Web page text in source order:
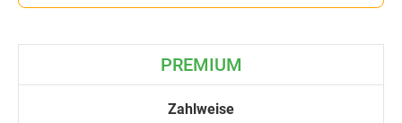
PREMIUM
Zahlweise